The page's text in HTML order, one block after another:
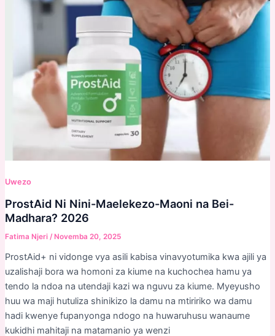
Uwezo
ProstAid Ni Nini-Maelekezo-Maoni na Bei-
Madhara? 2026
Fatima Njeri /Novemba 20, 2025
ProstAid+ ni vidonge vya asili kabisa vinavyotumika kwa ajili ya
uzalishaji bora wa homoni za kiume na kuchochea hamu ya
tendo la ndoa na utendaji kazi wa nguvu za kiume. Myeyusho
huu wa maji hutuliza shinikizo la damu na mtiririko wa damu
hadi kwenye fupanyonga ndogo na huwaruhusu wanaume
kukidhi mahitaji na matamanio ya wenzi